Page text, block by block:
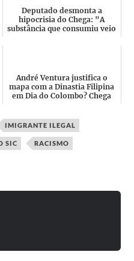
Deputado desmonta a
hipocrisia do Chega: "A
substância que consumiu veio
André Ventura justifica o
mapa com a Dinastia Filipina
em Dia do Colombo? Chega
IMIGRANTE ILEGAL
SIC RACISMO